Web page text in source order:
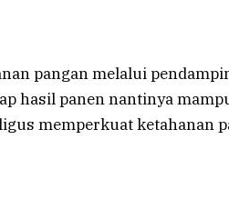
pangan melalui
hasil panen nantinya
memperkuat ketahanan